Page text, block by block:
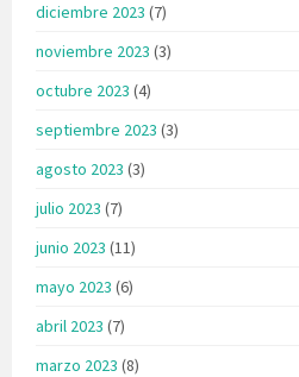
diciembre 2023 (7)
noviembre 2023 (3)
octubre 2023 (4)
septiembre 2023 (3)
agosto 2023 (3)
julio 2023 (7)
junio 2023 (11)
mayo 2023 (6)
abril 2023 (7)
marzo 2023 (8)